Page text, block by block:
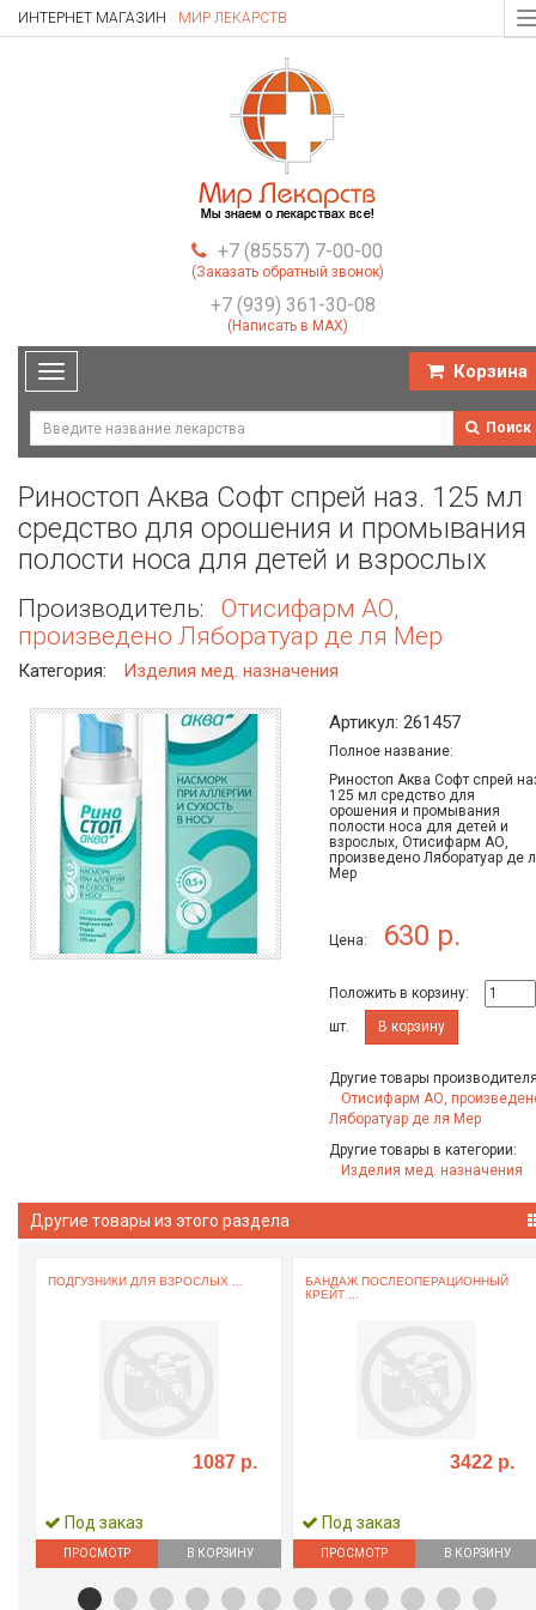
ИНТЕРНЕТ МАГАЗИН МИР ЛЕКАРСТВ
+7 (85557) 7-00-00
(Заказать обратный звонок)
+7 (939) 361-30-08
(Написать в MAX)
Toggle
navigation
Корзина
Поиск
Риностоп Аква Софт спрей наз. 125 мл
средство для орошения и промывания
полости носа для детей и взрослых
Производитель:
Отисифарм АО,
произведено Ляборатуар де ля Мер
Категория: Изделия мед. назначения
Артикул: 261457
Полное название:
Риностоп Аква Софт спрей
125 мл средство для
орошения и промывания
полости носа для детей и
взрослых, Отисифарм АО,
произведено Ляборатуар де
Мер
Цена: 630 р.
Положить в корзину:
шт.
В корзину
Другие товары
Отисифарм АО,
Ляборатуар де ля Мер
Другие товары в категории:
Изделия мед. назначения
Другие товары из этого раздела
ПОДГУЗНИКИ ДЛЯ ВЗРОСЛЫХ ...
1087 р.
Под заказ
ПРОСМОТР В КОРЗИНУ
БАНДАЖ ПОСЛЕОПЕРАЦИОННЫЙ
КРЕЙТ ...
3422 р.
Под заказ
ПРОСМОТР В КОРЗИНУ